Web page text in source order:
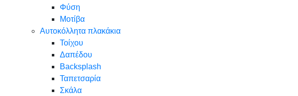
Φύση
Μοτίβα
Αυτοκόλλητα πλακάκια
Τοίχου
Δαπέδου
Backsplash
Ταπετσαρία
Σκάλα